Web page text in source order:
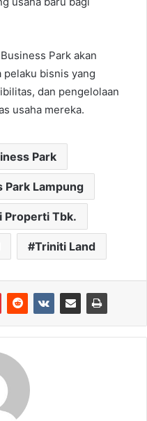
Park akan
pelaku bisnis yang
dan pengelolaan
usaha mereka.
Park
Park Lampung
Properti Tbk.
Triniti Land